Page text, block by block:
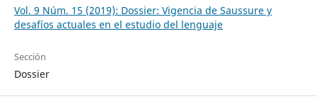
Vol. 9 Núm. 15 (2019): Dossier: Vigencia de Saussure y
desafíos actuales en el estudio del lenguaje
Sección
Dossier